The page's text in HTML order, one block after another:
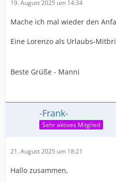
19. August 2025 um 14:34
Mache ich mal wieder den
Eine Lorenzo als Urlaubs-
Beste Grüße - Manni
-Frank-
Sehr aktives Mitglied
21. August 2025 um 18:21
Hallo zusammen,